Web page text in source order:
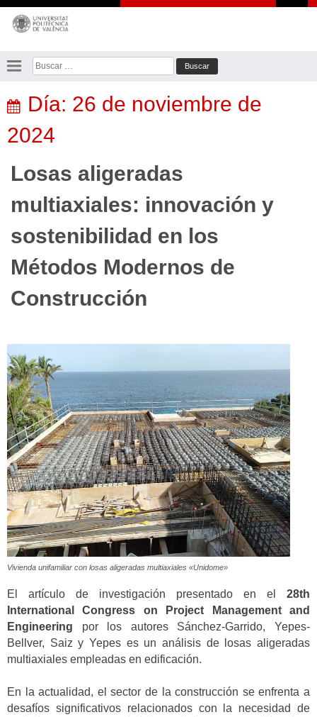
Saltar
contenido
Buscar:
Día: 26 de noviembre de
2024
Losas aligeradas
multiaxiales: innovación y
sostenibilidad en los
Métodos Modernos de
Construcción
Vivienda unifamiliar con losas aligeradas multiaxiales «Unidome»
El artículo de investigación presentado en el 28th
International Congress on Project Management and
Engineering por los autores Sánchez-Garrido, Yepes-
Bellver, Saiz y Yepes es un análisis de losas aligeradas
multiaxiales empleadas en edificación.
En la actualidad, el sector de la construcción se enfrenta a
desafíos significativos relacionados con la necesidad de